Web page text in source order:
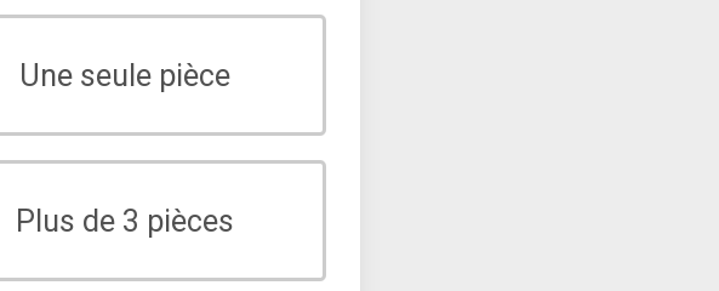
Une seule pièce
Plus de 3 pièces